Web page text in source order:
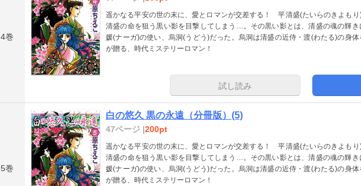
4巻
遥かなる平安の世の末に、愛とロマンが交差する！ 平清盛(たいらのきよも
清盛の命を狙う黒い影を目撃してしまう…。その黒い影とは、清盛の魂の輝
媛(ナーガ)の使い、烏洞(うどう)だった。烏洞は清盛の近侍・渡(わたる)の身
が贈る、時代ミステリーロマン！
試し読み
5巻
白の悠久 黒の永遠（分冊版）(5)
47ページ |200pt
遥かなる平安の世の末に、愛とロマンが交差する！ 平清盛(たいらのきよも
清盛の命を狙う黒い影を目撃してしまう…。その黒い影とは、清盛の魂の輝
媛(ナーガ)の使い、烏洞(うどう)だった。烏洞は清盛の近侍・渡(わたる)の身
が贈る、時代ミステリーロマン！